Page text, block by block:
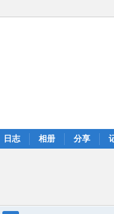
日志 相册 分享